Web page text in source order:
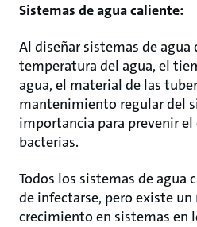
Sistemas de agua caliente:
Al diseñar sistemas de agua
temperatura del agua, el
agua, el material de las
mantenimiento regular del
importancia para prevenir
bacterias.
Todos los sistemas de agua
de infectarse, pero existe
crecimiento en sistemas en